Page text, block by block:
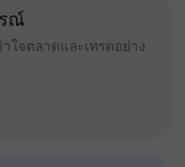
ณ์
ใจตลาดและเทรดอย่าง